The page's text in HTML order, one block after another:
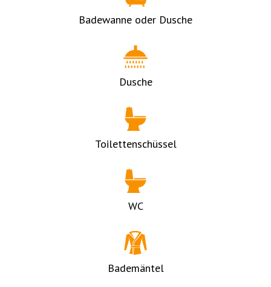
Badewanne oder Dusche
Dusche
Toilettenschüssel
WC
Bademäntel